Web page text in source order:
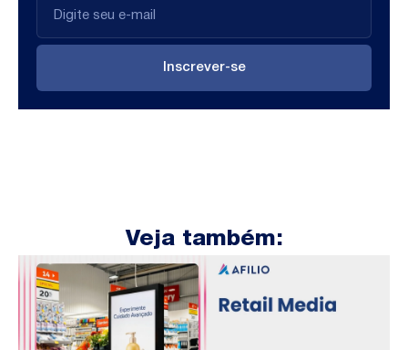
Inscrever-se
Veja também: